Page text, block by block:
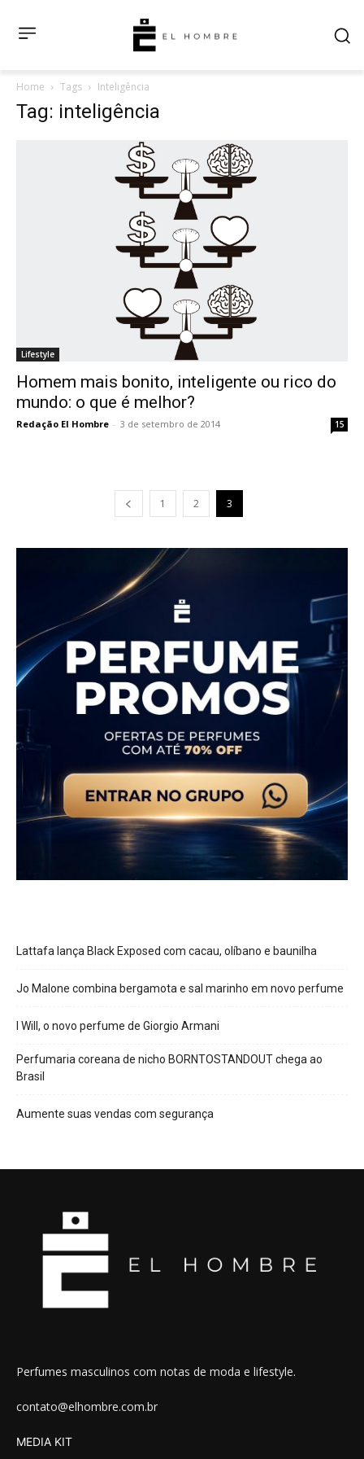
Home Tags Inteligência
Tag: inteligência
Lifestyle
Homem mais bonito, inteligente ou rico do
mundo: o que é melhor?
Redação El Hombre - 3 de setembro de 2014 15
1 2 3
Lattafa lança Black Exposed com cacau, olíbano e baunilha
Jo Malone combina bergamota e sal marinho em novo perfume
I Will, o novo perfume de Giorgio Armani
Perfumaria coreana de nicho BORNTOSTANDOUT chega ao
Brasil
Aumente suas vendas com segurança
Perfumes masculinos com notas de moda e lifestyle.
contato@elhombre.com.br
MEDIA KIT